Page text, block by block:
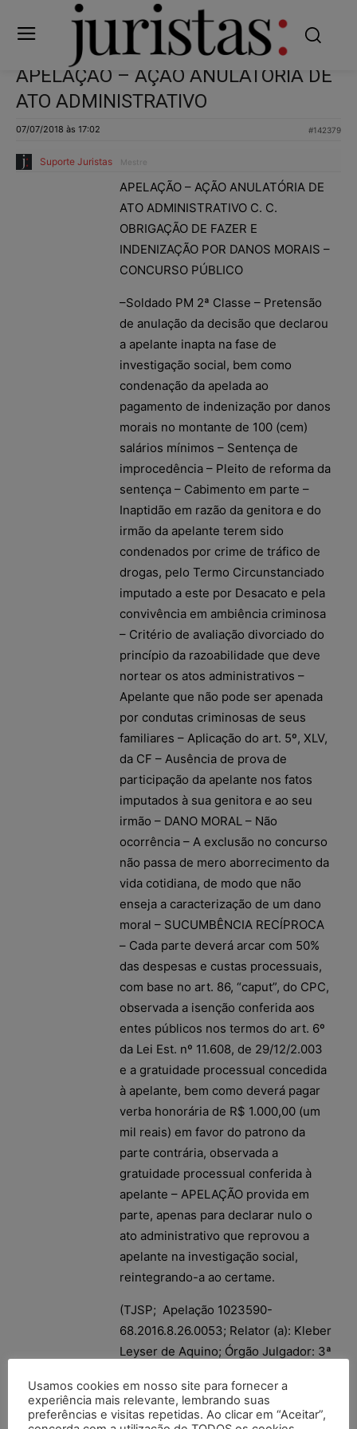
APELAÇÃO – AÇÃO ANULATÓRIA DE
ATO ADMINISTRATIVO
07/07/2018 às 17:02 #142379
Suporte Juristas Mestre
APELAÇÃO – AÇÃO ANULATÓRIA DE
ATO ADMINISTRATIVO C. C.
OBRIGAÇÃO DE FAZER E
INDENIZAÇÃO POR DANOS MORAIS –
CONCURSO PÚBLICO
–Soldado PM 2ª Classe – Pretensão
de anulação da decisão que declarou
a apelante inapta na fase de
investigação social, bem como
condenação da apelada ao
pagamento de indenização por danos
morais no montante de 100 (cem)
salários mínimos – Sentença de
improcedência – Pleito de reforma da
sentença – Cabimento em parte –
Inaptidão em razão da genitora e do
irmão da apelante terem sido
condenados por crime de tráfico de
drogas, pelo Termo Circunstanciado
imputado a este por Desacato e pela
convivência em ambiência criminosa
– Critério de avaliação divorciado do
princípio da razoabilidade que deve
nortear os atos administrativos –
Apelante que não pode ser apenada
por condutas criminosas de seus
familiares – Aplicação do art. 5º, XLV,
da CF – Ausência de prova de
participação da apelante nos fatos
imputados à sua genitora e ao seu
irmão – DANO MORAL – Não
ocorrência – A exclusão no concurso
não passa de mero aborrecimento da
vida cotidiana, de modo que não
enseja a caracterização de um dano
moral – SUCUMBÊNCIA RECÍPROCA
– Cada parte deverá arcar com 50%
das despesas e custas processuais,
com base no art. 86, “caput”, do CPC,
observada a isenção conferida aos
entes públicos nos termos do art. 6º
da Lei Est. nº 11.608, de 29/12/2.003
e a gratuidade processual concedida
à apelante, bem como deverá pagar
verba honorária de R$ 1.000,00 (um
mil reais) em favor do patrono da
parte contrária, observada a
gratuidade processual conferida à
apelante – APELAÇÃO provida em
parte, apenas para declarar nulo o
ato administrativo que reprovou a
apelante na investigação social,
reintegrando-a ao certame.
(TJSP; Apelação 1023590-
68.2016.8.26.0053; Relator (a): Kleber
Leyser de Aquino; Órgão Julgador: 3ª
Central – Fazenda Pública/Acidentes
– 13ª Vara de Fazenda Pública; Data
Usamos cookies em nosso site para fornecer a
experiência mais relevante, lembrando suas
preferências e visitas repetidas. Ao clicar em “Aceitar”,